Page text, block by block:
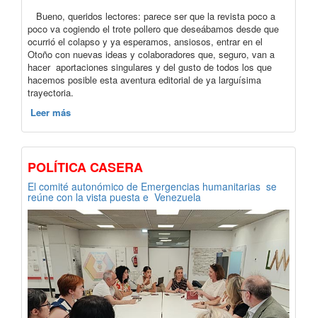
Bueno, queridos lectores: parece ser que la revista poco a
poco va cogiendo el trote pollero que deseábamos desde que
ocurrió el colapso y ya esperamos, ansiosos, entrar en el
Otoño con nuevas ideas y colaboradores que, seguro, van a
hacer aportaciones singulares y del gusto de todos los que
hacemos posible esta aventura editorial de ya larguísima
trayectoria.
Leer más
POLÍTICA CASERA
El comité autonómico de Emergencias humanitarias se
reúne con la vista puesta e Venezuela